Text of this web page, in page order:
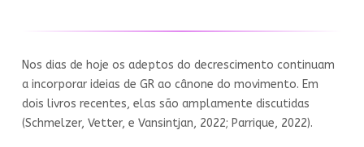
Nos dias de hoje os adeptos do decrescimento continuam
a incorporar ideias de GR ao cânone do movimento. Em
dois livros recentes, elas são amplamente discutidas
(Schmelzer, Vetter, e Vansintjan, 2022; Parrique, 2022).